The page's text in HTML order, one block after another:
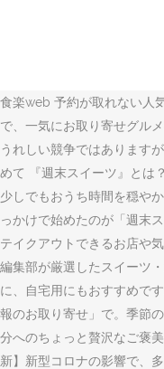
食楽web 予約が取れない人
で、一気にお取り寄せグル
うれしい競争ではあります
めて 『週末スイーツ』とは
少しでもおうち時間を穏や
っかけで始めたのが「週末
テイクアウトできるお店や
編集部が厳選したスイーツ
に、自宅用にもおすすめで
報のお取り寄せ」で。季節
分へのちょっと贅沢なご褒
新】新型コロナの影響で、